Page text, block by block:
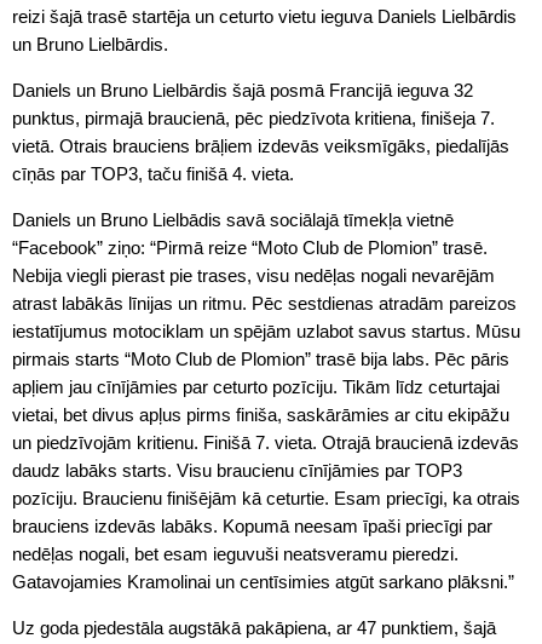
reizi šajā trasē startēja un ceturto vietu ieguva Daniels Lielbārdis
un Bruno Lielbārdis.
Daniels un Bruno Lielbārdis šajā posmā Francijā ieguva 32
punktus, pirmajā braucienā, pēc piedzīvota kritiena, finišeja 7.
vietā. Otrais brauciens brāļiem izdevās veiksmīgāks, piedalījās
cīņās par TOP3, taču finišā 4. vieta.
Daniels un Bruno Lielbādis savā sociālajā tīmekļa vietnē
“Facebook” ziņo: “Pirmā reize “Moto Club de Plomion” trasē.
Nebija viegli pierast pie trases, visu nedēļas nogali nevarējām
atrast labākās līnijas un ritmu. Pēc sestdienas atradām pareizos
iestatījumus motociklam un spējām uzlabot savus startus. Mūsu
pirmais starts “Moto Club de Plomion” trasē bija labs. Pēc pāris
apļiem jau cīnījāmies par ceturto pozīciju. Tikām līdz ceturtajai
vietai, bet divus apļus pirms finiša, saskārāmies ar citu ekipāžu
un piedzīvojām kritienu. Finišā 7. vieta. Otrajā braucienā izdevās
daudz labāks starts. Visu braucienu cīnījāmies par TOP3
pozīciju. Braucienu finišējām kā ceturtie. Esam priecīgi, ka otrais
brauciens izdevās labāks. Kopumā neesam īpaši priecīgi par
nedēļas nogali, bet esam ieguvuši neatsveramu pieredzi.
Gatavojamies Kramolinai un centīsimies atgūt sarkano plāksni.”
Uz goda pjedestāla augstākā pakāpiena, ar 47 punktiem, šajā